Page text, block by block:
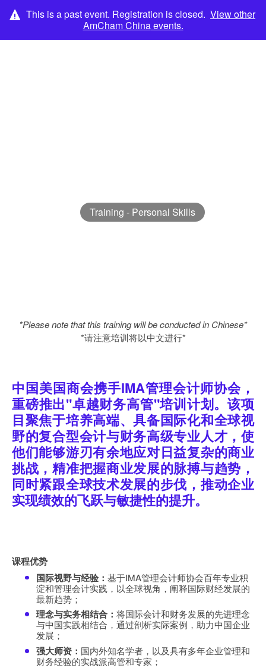
This is a past event. Registration is closed. View other
AmCham Chinaevents.
Training - Personal Skills
*Please note that this training will be conducted in Chinese*
*请注意培训将以中文进行*
中国美国商会携手IMA管理会计师协会，
重磅推出"卓越财务高管"培训计划。该项
目聚焦于培养高端、具备国际化和全球视
野的复合型会计与财务高级专业人才，使
他们能够游刃有余地应对日益复杂的商业
挑战，精准把握商业发展的脉搏与趋势，
同时紧跟全球技术发展的步伐，推动企业
实现绩效的飞跃与敏捷性的提升。
课程优势
国际视野与经验：基于IMA管理会计师协会百年专业积
淀和管理会计实践，以全球视角，阐释国际财经发展的
最新趋势；
理念与实务相结合：将国际会计和财务发展的先进理念
与中国实践相结合，通过剖析实际案例，助力中国企业
发展；
强大师资： 国内外知名学者，以及具有多年企业管理和
财务经验的实战派高管和专家；